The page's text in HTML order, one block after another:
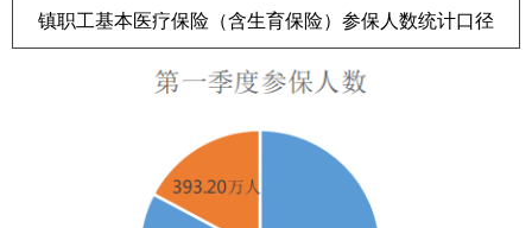
镇职工基本医疗保险（含生育保险）参保人数统计口径